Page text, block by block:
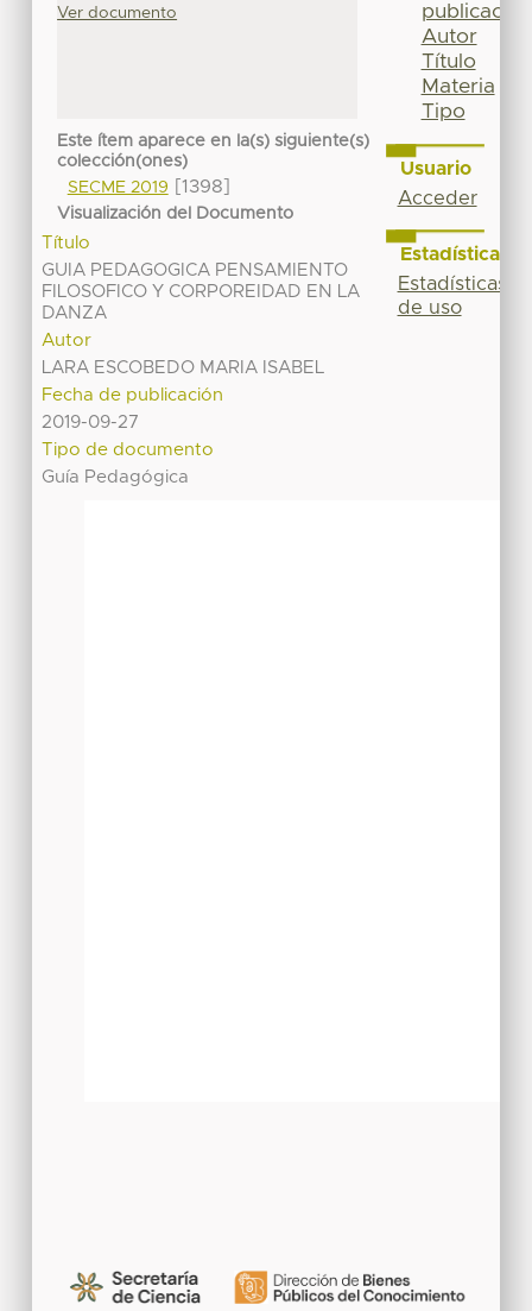
Ver documento
Este ítem aparece en la(s) siguiente(s)
colección(ones)
SECME 2019
[1398]
Visualización del Documento
Título
GUIA PEDAGOGICA PENSAMIENTO
FILOSOFICO Y CORPOREIDAD EN LA
DANZA
Autor
LARA ESCOBEDO MARIA ISABEL
Fecha de publicación
2019-09-27
Tipo de documento
Guía Pedagógica
publicación
Autor
Título
Materia
Tipo
Usuario
Acceder
Estadísticas
Estadísticas
de uso